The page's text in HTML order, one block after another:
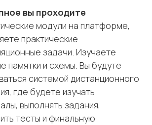
вы проходите
модули на платформе,
практические
задачи. Изучаете
памятки и схемы. Вы будуте
системой дистанционного
где будете изучать
выполнять задания,
тесты и финальную